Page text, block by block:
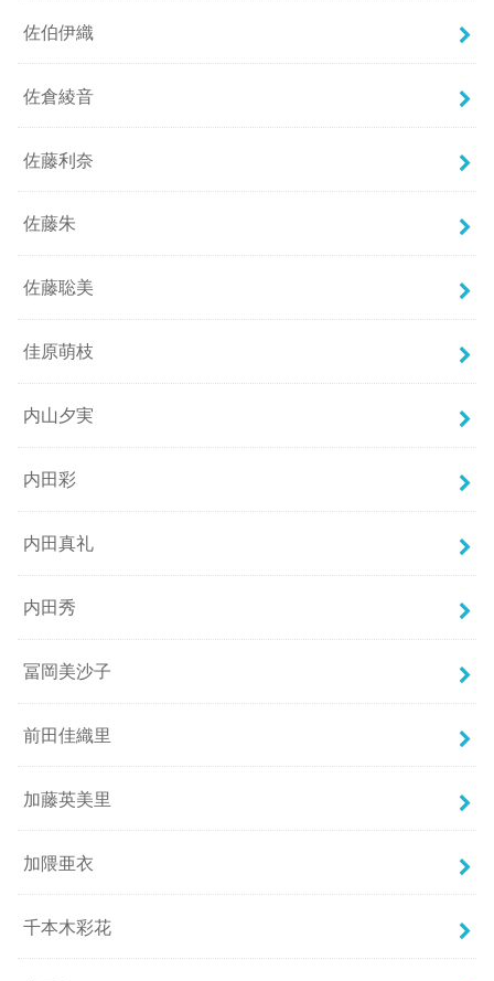
佐伯伊織
佐倉綾音
佐藤利奈
佐藤朱
佐藤聡美
佳原萌枝
内山夕実
内田彩
内田真礼
内田秀
冨岡美沙子
前田佳織里
加藤英美里
加隈亜衣
千本木彩花